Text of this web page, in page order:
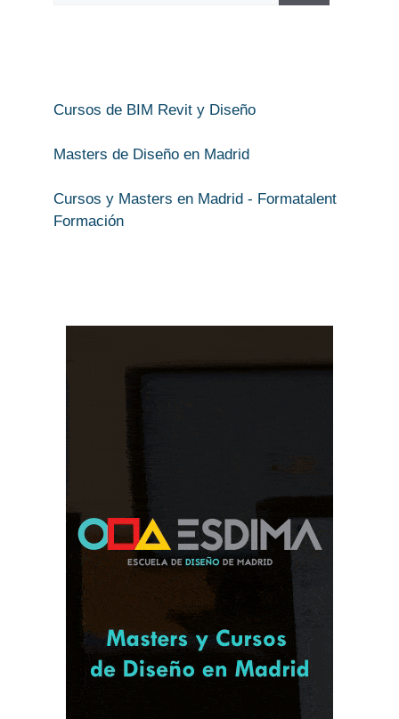
Cursos de BIM Revit y Diseño
Masters de Diseño en Madrid
Cursos y Masters en Madrid - Formatalent
Formación